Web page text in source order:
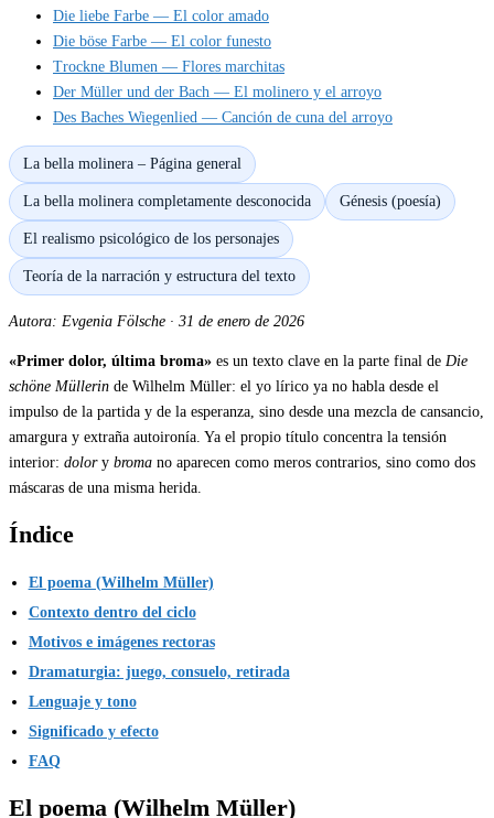
Die liebe Farbe — El color amado
Die böse Farbe — El color funesto
Trockne Blumen — Flores marchitas
Der Müller und der Bach — El molinero y el arroyo
Des Baches Wiegenlied — Canción de cuna del arroyo
La bella molinera – Página general
La bella molinera completamente desconocida Génesis (poesía)
El realismo psicológico de los personajes
Teoría de la narración y estructura del texto
Autora: Evgenia Fölsche · 31 de enero de 2026
«Primer dolor, última broma» es un texto clave en la parte final de Die
schöne Müllerin de Wilhelm Müller: el yo lírico ya no habla desde el
impulso de la partida y de la esperanza, sino desde una mezcla de cansancio,
amargura y extraña autoironía. Ya el propio título concentra la tensión
interior: dolory broma no aparecen como meros contrarios, sino como dos
máscaras de una misma herida.
Índice
El poema (Wilhelm Müller)
Contexto dentro del ciclo
Motivos e imágenes rectoras
Dramaturgia: juego, consuelo, retirada
Lenguaje y tono
Significado y efecto
FAQ
El poema (Wilhelm Müller)